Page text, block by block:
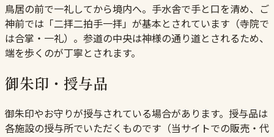
鳥居の前で一礼してから境内へ。手水舎で手と口を清め、ご
神前では「二拝二拍手一拝」が基本とされています（寺院で
は合掌・一礼）。参道の中央は神様の通り道とされるため、
端を歩くのが丁寧とされます。
御朱印・授与品
御朱印やお守りが授与されている場合があります。授与品は
各施設の授与所でいただくものです（当サイトでの販売・代